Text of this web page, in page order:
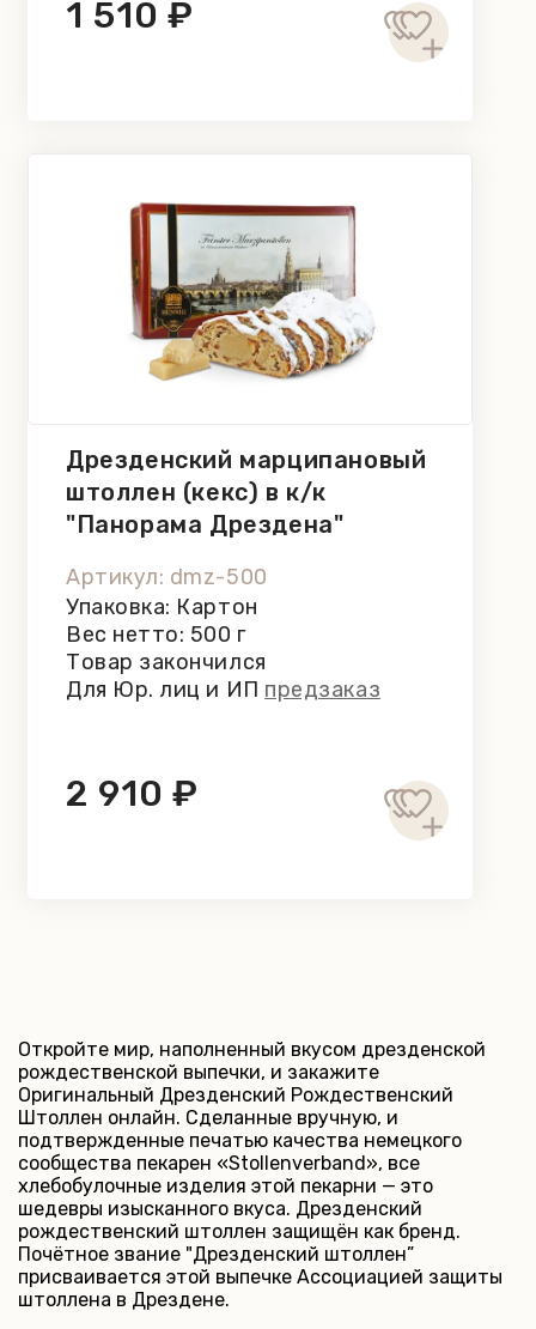
1 510 ₽
Дрезденский марципановый
штоллен (кекс) в к/к
"Панорама Дрездена"
Артикул: dmz-500
Упаковка: Картон
Вес нетто: 500 г
Товар закончился
Для Юр. лиц и ИП предзаказ
2 910 ₽
Откройте мир, наполненный вкусом дрезденской
рождественской выпечки, и закажите
Оригинальный Дрезденский Рождественский
Штоллен онлайн. Сделанные вручную, и
подтвержденные печатью качества немецкого
сообщества пекарен «Stollenverband», все
хлебобулочные изделия этой пекарни — это
шедевры изысканного вкуса. Дрезденский
рождественский штоллен защищён как бренд.
Почётное звание "Дрезденский штоллен”
присваивается этой выпечке Ассоциацией защиты
штоллена в Дрездене.